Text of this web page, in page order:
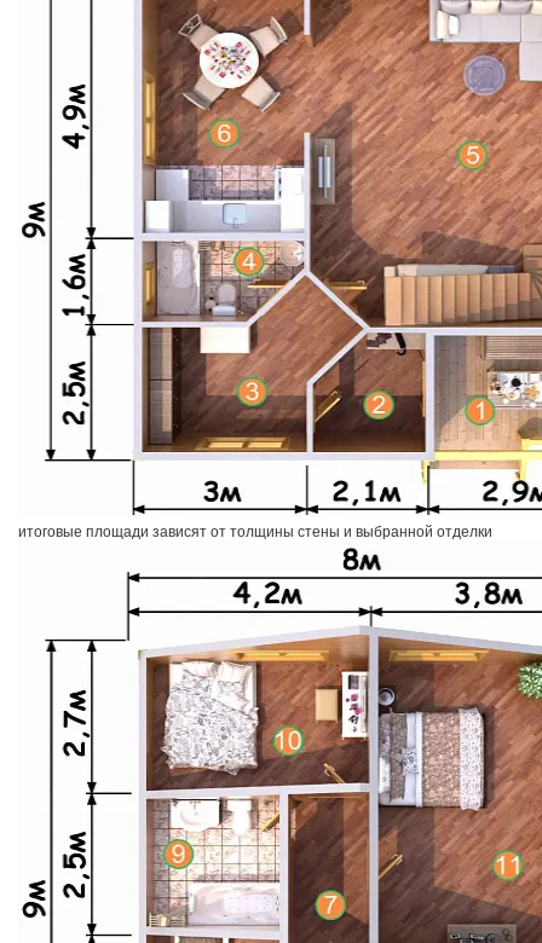
итоговые площади зависят от толщины стены и выбранной отделки